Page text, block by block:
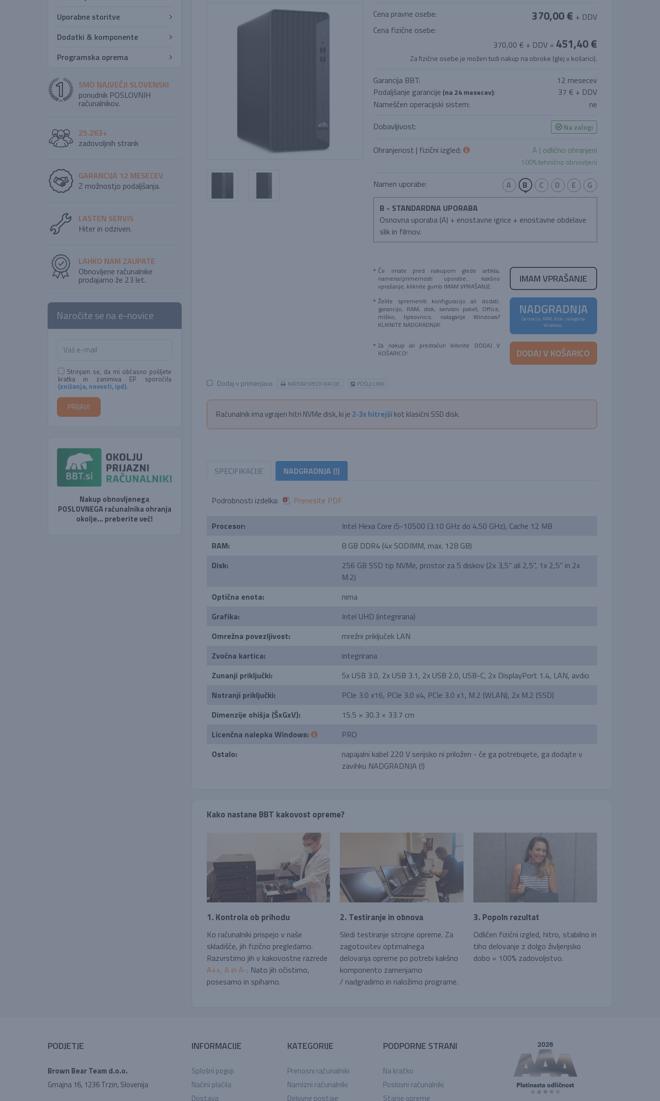
Uporabne storitve
Dodatki & komponente
Programska oprema
SMO NAJVEČJI SLOVENSKI
ponudnik POSLOVNIH
računalnikov.
25.263+
zadovoljnih strank
GARANCIJA 12 MESECEV
Z možnostjo podaljšanja.
LASTEN SERVIS
Hiter in odziven.
LAHKO NAM ZAUPATE
Obnovljene računalnike
prodajamo že 23 let.
Naročite se na e-novice
Strinjam se, da mi občasno pošljete
kratka in zanimiva EP sporočila
(znižanja, novosti, ipd).
Nakup obnovljenega
POSLOVNEGA računalnika ohranja
okolje... preberite več!
Cena pravne osebe: 370,00 € + DDV
Cena fizične osebe:
370,00 € + DDV = 451,40 €
Za fizične osebe je možen tudi nakup na obroke (glej v košarici).
Garancija BBT:
12 mesecev
Podaljšanje garancije (na 24 mesecev):
37 € + DDV
Nameščen operacijski sistem:
ne
Dobavljivost:
Na zalogi
Ohranjenost | fizični izgled: A | odlično ohranjeni
100% tehnično obnovljeni
Namen uporabe: A B C D E
G
B - STANDARDNA UPORABA
Osnovna uporaba (A) + enostavne igrice + enostavne obdelave
slik in filmov.
Če imate pred nakupom glede artikla,
namena/primernosti uporabe... kakšno
vprašanje, kliknite gumb IMAM VPRAŠANJE.
IMAM VPRAŠANJE
Želite spremeniti konfiguracijo ali dodati:
garancijo, RAM, disk, servisni paket, Office,
miško, tipkovnico, nalaganje Windows?
KLIKNITE NADGRADNJA!
NADGRADNJA
Garancija, RAM, diski, nalaganje
Windows...
Za nakup ali predračun kliknite DODAJ V
KOŠARICO!
DODAJ V KOŠARICO
Dodaj v primerjavo NATISNI SPECIFIKACIJE POŠLJI LINK
Računalnik ima vgrajen hitri NVMe disk, ki je 2-3x hitrejši kot klasični SSD disk.
SPECIFIKACIJE NADGRADNJA (!)
Podrobnosti izdelka: Prenesite PDF
Procesor:
Intel Hexa Core i5-10500 (3.10 GHz do 4.50 GHz), Cache 12 MB
RAM:
8 GB DDR4 (4x SODIMM, max. 128 GB)
Disk:
256 GB SSD tip NVMe, prostor za 5 diskov (2x 3,5'' ali 2,5'', 1x 2,5'' in 2x
M.2)
Optična enota:
nima
Grafika:
Intel UHD (integrirana)
Omrežna povezljivost:
mrežni priključek LAN
Zvočna kartica:
integrirana
Zunanji priključki:
5x USB 3.0, 2x USB 3.1, 2x USB 2.0, USB-C, 2x DisplayPort 1.4, LAN, avdio
Notranji priključki:
PCIe 3.0 x16, PCIe 3.0 x4, PCIe 3.0 x1, M.2 (WLAN), 2x M.2 (SSD)
Dimenzije ohišja (ŠxGxV):
15.5 × 30.3 × 33.7 cm
Licenčna nalepka Windows:
PRO
Ostalo:
napajalni kabel 220 V serijsko ni priložen - če ga potrebujete, ga dodajte v
zavihku NADGRADNJA (!)
Kako nastane BBT kakovost opreme?
1. Kontrola ob prihodu
Ko računalniki prispejo v naše
skladišče, jih fizično pregledamo.
Razvrstimo jih v kakovostne razrede
A++, A in A-. Nato jih očistimo,
posesamo in spihamo.
2. Testiranje in obnova
Sledi testiranje strojne opreme. Za
zagotovitev optimalnega
delovanja opreme po potrebi kakšno
komponento zamenjamo
/ nadgradimo in naložimo programe.
3. Popoln rezultat
Odličen fizični izgled, hitro, stabilno in
tiho delovanje z dolgo življenjsko
dobo = 100% zadovoljstvo.
PODJETJE
Brown Bear Team d.o.o.
Gmajna 16, 1236 Trzin, Slovenija
INFORMACIJE
Splošni pogoji
Načini plačila
Dostava
KATEGORIJE
Prenosni računalniki
Namizni računalniki
Delovne postaje
PODPORNE STRANI
Na kratko
Poslovni računalniki
Stanje opreme